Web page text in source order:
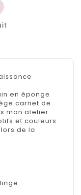
en éponge
carnet de
mon atelier.
et couleurs
de la